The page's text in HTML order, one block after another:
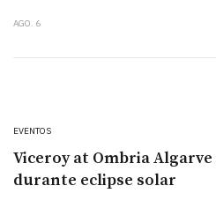
AGO. 6
EVENTOS
Viceroy at Ombria
durante eclipse solar